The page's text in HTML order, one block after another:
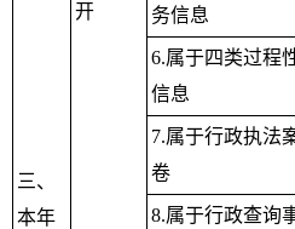
三、
本年
开
务信息
6.属于四类过程
信息
7.属于行政执法
卷
8.属于行政查询